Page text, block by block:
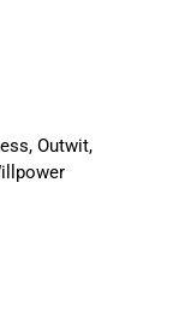
Outwit,